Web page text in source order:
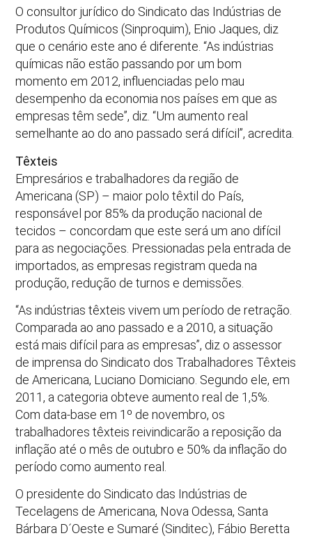
O consultor jurídico do Sindicato das Indústrias de
Produtos Químicos (Sinproquim), Enio Jaques, diz
que o cenário este ano é diferente. “As indústrias
químicas não estão passando por um bom
momento em 2012, influenciadas pelo mau
desempenho da economia nos países em que as
empresas têm sede”, diz. “Um aumento real
semelhante ao do ano passado será difícil”, acredita.
Têxteis
Empresários e trabalhadores da região de
Americana (SP) – maior polo têxtil do País,
responsável por 85% da produção nacional de
tecidos – concordam que este será um ano difícil
para as negociações. Pressionadas pela entrada de
importados, as empresas registram queda na
produção, redução de turnos e demissões.
“As indústrias têxteis vivem um período de retração.
Comparada ao ano passado e a 2010, a situação
está mais difícil para as empresas”, diz o assessor
de imprensa do Sindicato dos Trabalhadores Têxteis
de Americana, Luciano Domiciano. Segundo ele, em
2011, a categoria obteve aumento real de 1,5%.
Com data-base em 1º de novembro, os
trabalhadores têxteis reivindicarão a reposição da
inflação até o mês de outubro e 50% da inflação do
período como aumento real.
O presidente do Sindicato das Indústrias de
Tecelagens de Americana, Nova Odessa, Santa
Bárbara D´Oeste e Sumaré (Sinditec), Fábio Beretta